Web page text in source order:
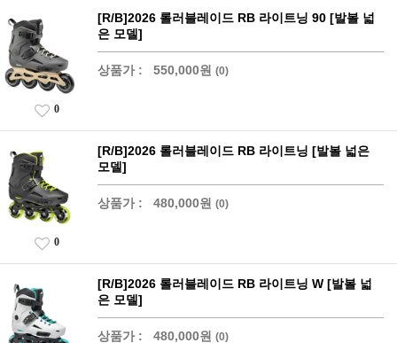
[R/B]2026 롤러블레이드 RB 라이트닝 90 [발볼 넓
은 모델]
상품가 : 550,000원 (0)
0
[R/B]2026 롤러블레이드 RB 라이트닝 [발볼 넓은
모델]
상품가 : 480,000원 (0)
0
[R/B]2026 롤러블레이드 RB 라이트닝 W [발볼 넓
은 모델]
상품가 : 480,000원 (0)